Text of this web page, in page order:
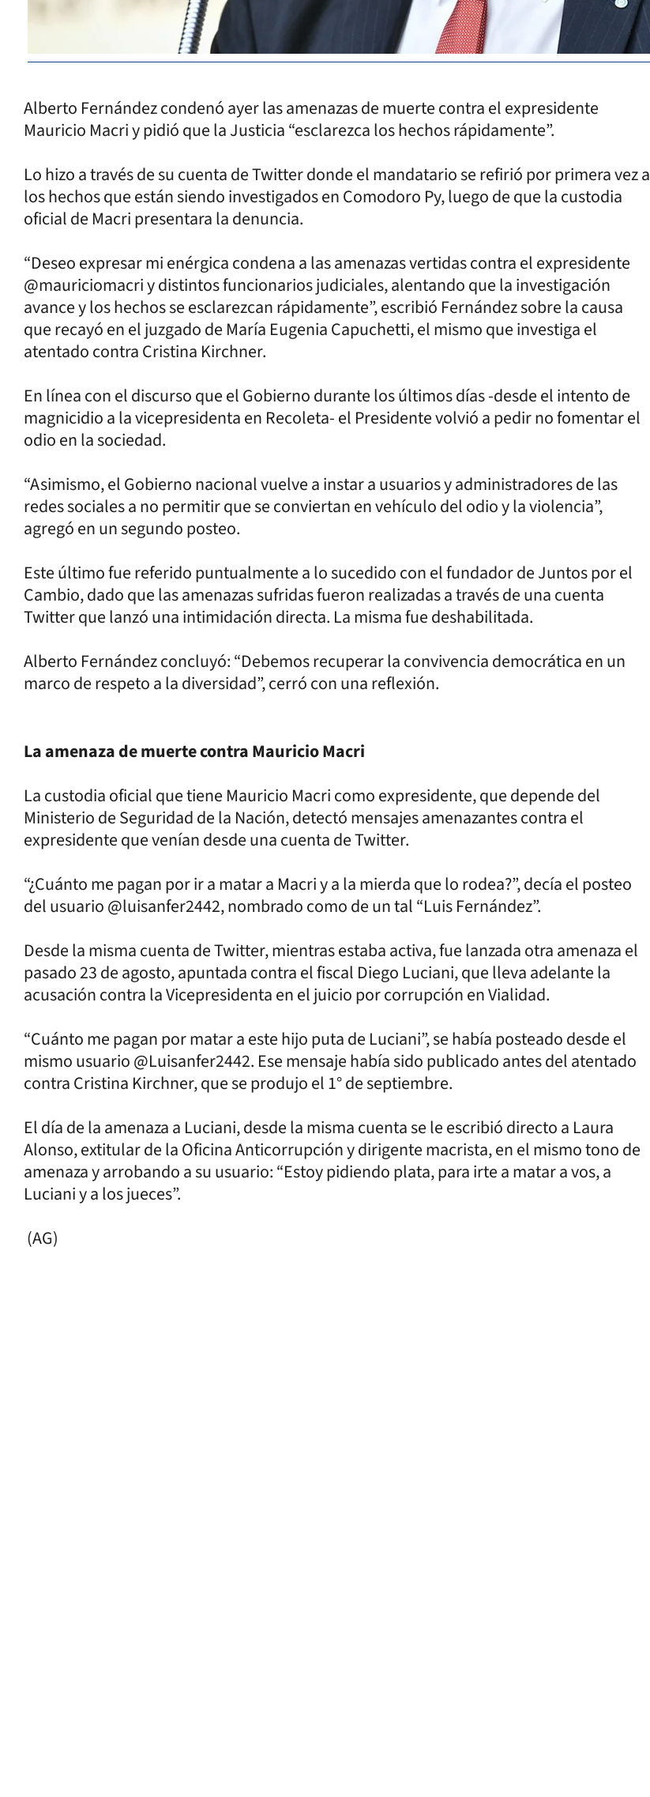
Alberto Fernández condenó ayer las amenazas de muerte contra el expresidente
Mauricio Macri y pidió que la Justicia “esclarezca los hechos rápidamente”.
Lo hizo a través de su cuenta de Twitter donde el mandatario se refirió por primera vez a
los hechos que están siendo investigados en Comodoro Py, luego de que la custodia
oficial de Macri presentara la denuncia.
“Deseo expresar mi enérgica condena a las amenazas vertidas contra el expresidente
@mauriciomacri y distintos funcionarios judiciales, alentando que la investigación
avance y los hechos se esclarezcan rápidamente”, escribió Fernández sobre la causa
que recayó en el juzgado de María Eugenia Capuchetti, el mismo que investiga el
atentado contra Cristina Kirchner.
En línea con el discurso que el Gobierno durante los últimos días -desde el intento de
magnicidio a la vicepresidenta en Recoleta- el Presidente volvió a pedir no fomentar el
odio en la sociedad.
“Asimismo, el Gobierno nacional vuelve a instar a usuarios y administradores de las
redes sociales a no permitir que se conviertan en vehículo del odio y la violencia”,
agregó en un segundo posteo.
Este último fue referido puntualmente a lo sucedido con el fundador de Juntos por el
Cambio, dado que las amenazas sufridas fueron realizadas a través de una cuenta
Twitter que lanzó una intimidación directa. La misma fue deshabilitada.
Alberto Fernández concluyó: “Debemos recuperar la convivencia democrática en un
marco de respeto a la diversidad”, cerró con una reflexión.
La amenaza de muerte contra Mauricio Macri
La custodia oficial que tiene Mauricio Macri como expresidente, que depende del
Ministerio de Seguridad de la Nación, detectó mensajes amenazantes contra el
expresidente que venían desde una cuenta de Twitter.
“¿Cuánto me pagan por ir a matar a Macri y a la mierda que lo rodea?”, decía el posteo
del usuario @luisanfer2442, nombrado como de un tal “Luis Fernández”.
Desde la misma cuenta de Twitter, mientras estaba activa, fue lanzada otra amenaza el
pasado 23 de agosto, apuntada contra el fiscal Diego Luciani, que lleva adelante la
acusación contra la Vicepresidenta en el juicio por corrupción en Vialidad.
“Cuánto me pagan por matar a este hijo puta de Luciani”, se había posteado desde el
mismo usuario @Luisanfer2442. Ese mensaje había sido publicado antes del atentado
contra Cristina Kirchner, que se produjo el 1° de septiembre.
El día de la amenaza a Luciani, desde la misma cuenta se le escribió directo a Laura
Alonso, extitular de la Oficina Anticorrupción y dirigente macrista, en el mismo tono de
amenaza y arrobando a su usuario: “Estoy pidiendo plata, para irte a matar a vos, a
Luciani y a los jueces”.
(AG)